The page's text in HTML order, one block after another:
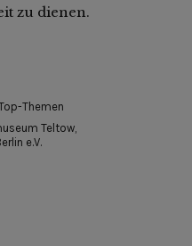
zu dienen.
Themen
Teltow,
e.V.